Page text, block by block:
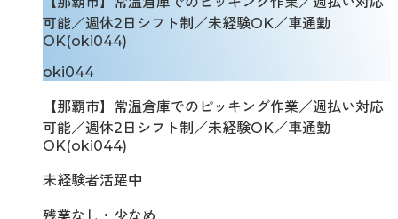
可能／週休2日シフト制／未経験OK／車通勤
OK(oki044)
oki044
【那覇市】常温倉庫でのピッキング作業／週払い対応
可能／週休2日シフト制／未経験OK／車通勤
OK(oki044)
未経験者活躍中